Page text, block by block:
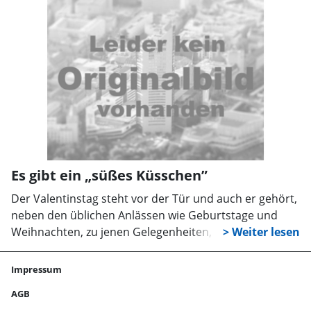
Hafermann gestalten ihn anschaulich rund um das
Thema Liebe sowie Blumen und ihre Bedeutung. Um
Anmeldung unter Mail kg.kolenfeld@evlka.de wird
gebeten.
Es gibt ein „süßes Küsschen”
Der Valentinstag steht vor der Tür und auch er gehört,
neben den üblichen Anlässen wie Geburtstage und
Weihnachten, zu jenen Gelegenheiten, die viele
Menschen durchaus nutzen, um Freunde,
Familienmitglieder und natürlich den Partner zu
Valentinstag am 14. Februar, überrascht der Rintelner
Impressum
AGB